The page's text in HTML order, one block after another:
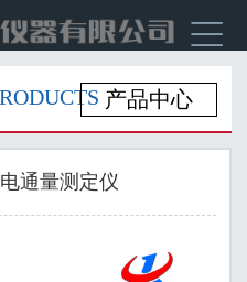

产品中心
通量测定仪